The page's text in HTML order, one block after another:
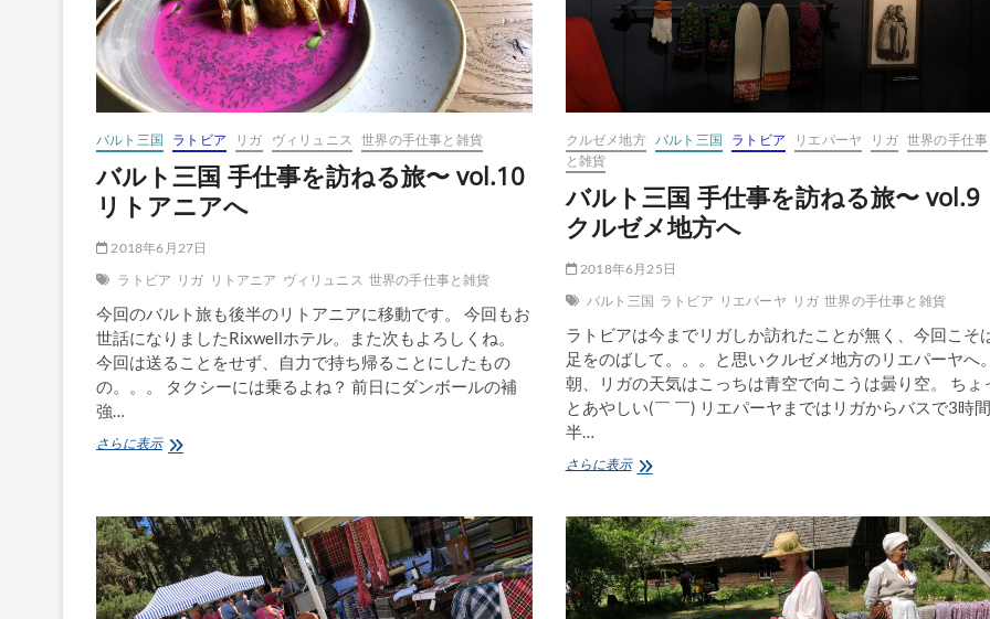
バ
ル
日
市
へ
バルト三国 ラトビア リガ ヴィリュニス 世界の手仕事と雑貨
バルト三国 手仕事を訪ねる旅〜 vol.10
リトアニアへ
2018年6月27日
ラトビア リガ リトアニア ヴィリュニス 世界の手仕事と雑貨
今回のバルト旅も後半のリトアニアに移動です。 今回もお
世話になりましたRixwellホテル。また次もよろしくね。
今回は送ることをせず、自力で持ち帰ることにしたもの
の。。。 タクシーには乗るよね？ 前日にダンボールの補
強…
さらに表示バ
国
手
仕
事
を
クルゼメ地方 バルト三国 ラトビア リエパーヤ リガ 世界の手仕事
と雑貨
バルト三国 手仕事を訪ねる旅〜 vol.9
クルゼメ地方へ
2018年6月25日
バルト三国 ラトビア リエパーヤ リガ 世界の手仕事と雑貨
ラトビアは今までリガしか訪れたことが無く、今回こそ
足をのばして。。。と思いクルゼメ地方のリエパーヤへ。
朝、リガの天気はこっちは青空で向こうは曇り空。 ちょ
とあやしい(￣ ￣) リエパーヤまではリガからバスで3時間
半…
さらに表示バ
三
国
手
仕
事